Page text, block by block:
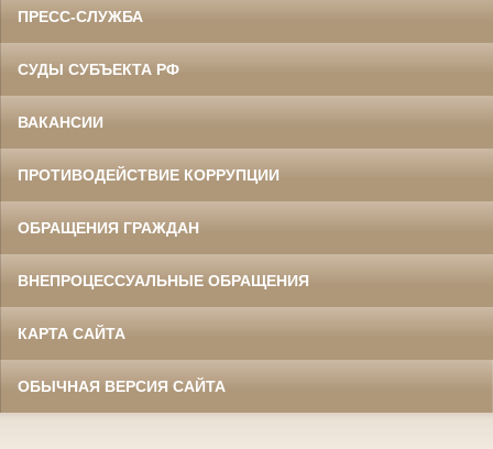
ПРЕСС-СЛУЖБА
СУДЫ СУБЪЕКТА РФ
ВАКАНСИИ
ПРОТИВОДЕЙСТВИЕ КОРРУПЦИИ
ОБРАЩЕНИЯ ГРАЖДАН
ВНЕПРОЦЕССУАЛЬНЫЕ ОБРАЩЕНИЯ
КАРТА САЙТА
ОБЫЧНАЯ ВЕРСИЯ САЙТА